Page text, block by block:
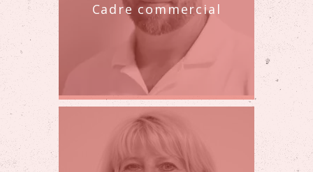
Cadre commercial